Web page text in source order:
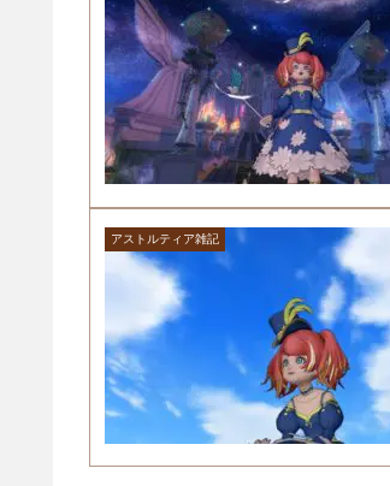
アストルティア雑記